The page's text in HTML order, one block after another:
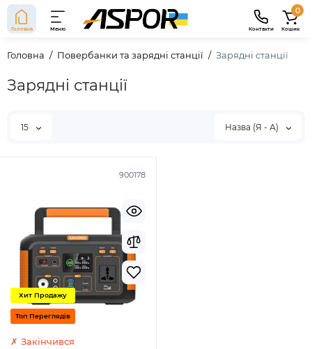
Головна Меню Контакти
0
Кошик
Головна Повербанки та зарядні станції Зарядні станції
Зарядні станції
15 Назва (Я - А)
900178
Хит Продажу
Топ Переглядів
✗ Закінчився